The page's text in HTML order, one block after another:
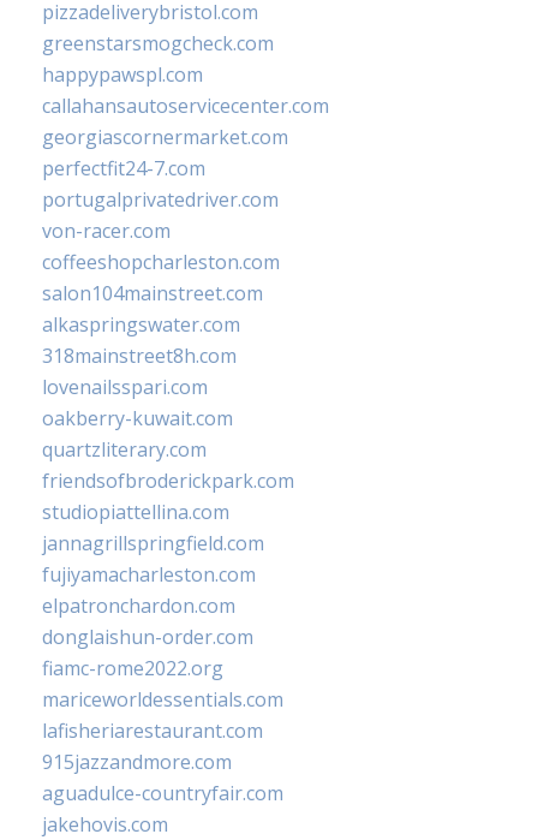
pizzadeliverybristol.com
greenstarsmogcheck.com
happypawspl.com
callahansautoservicecenter.com
georgiascornermarket.com
perfectfit24-7.com
portugalprivatedriver.com
von-racer.com
coffeeshopcharleston.com
salon104mainstreet.com
alkaspringswater.com
318mainstreet8h.com
lovenailsspari.com
oakberry-kuwait.com
quartzliterary.com
friendsofbroderickpark.com
studiopiattellina.com
jannagrillspringfield.com
fujiyamacharleston.com
elpatronchardon.com
donglaishun-order.com
fiamc-rome2022.org
mariceworldessentials.com
lafisheriarestaurant.com
915jazzandmore.com
aguadulce-countryfair.com
jakehovis.com